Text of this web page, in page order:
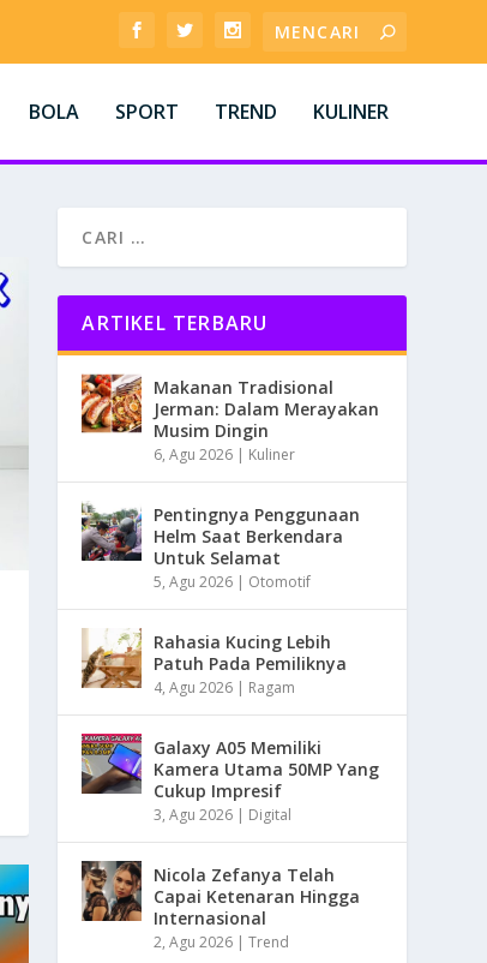
BOLA SPORT TREND KULINER
ARTIKEL TERBARU
Makanan Tradisional
Jerman: Dalam Merayakan
Musim Dingin
6, Agu 2026 | Kuliner
Pentingnya Penggunaan
Helm Saat Berkendara
Untuk Selamat
5, Agu 2026 | Otomotif
Rahasia Kucing Lebih
Patuh Pada Pemiliknya
4, Agu 2026 | Ragam
Galaxy A05 Memiliki
Kamera Utama 50MP Yang
Cukup Impresif
3, Agu 2026 | Digital
Nicola Zefanya Telah
Capai Ketenaran Hingga
Internasional
2, Agu 2026 |Trend